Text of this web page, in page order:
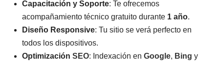
Capacitación y Soporte: Te ofrecemos
acompañamiento técnico gratuito durante 1 año.
Diseño Responsive: Tu sitio se verá perfecto en
todos los dispositivos.
OptimizaciónSEO: Indexación enGoogle, Bing y